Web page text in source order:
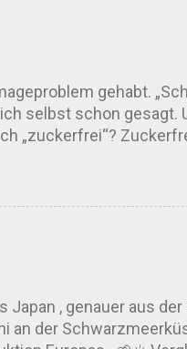
gehabt.
selbst schon gesagt.
„zuckerfrei“?
Warnung: Einige
, genauer aus
an der